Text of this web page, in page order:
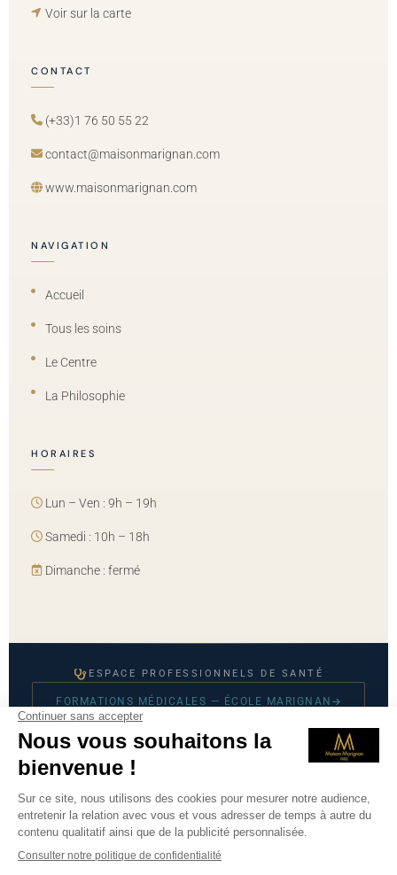
Voir sur la carte
CONTACT
(+33)1 76 50 55 22
contact@maisonmarignan.com
www.maisonmarignan.com
NAVIGATION
Accueil
Tous les soins
Le Centre
La Philosophie
HORAIRES
Lun – Ven : 9h – 19h
Samedi : 10h – 18h
Dimanche : fermé
ESPACE PROFESSIONNELS DE SANTÉ
FORMATIONS MÉDICALES — ÉCOLE MARIGNAN
© 2026 Maison Marignan — Tous droits réservés
Mentions légales· CGU·Politique de confidentialité